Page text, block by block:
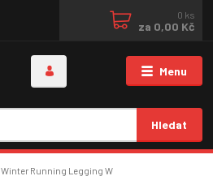
Menu
Hledat
0 ks
za 0,00 Kč
Winter Running Legging W